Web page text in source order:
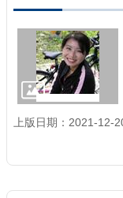
上版日期：2021-12-